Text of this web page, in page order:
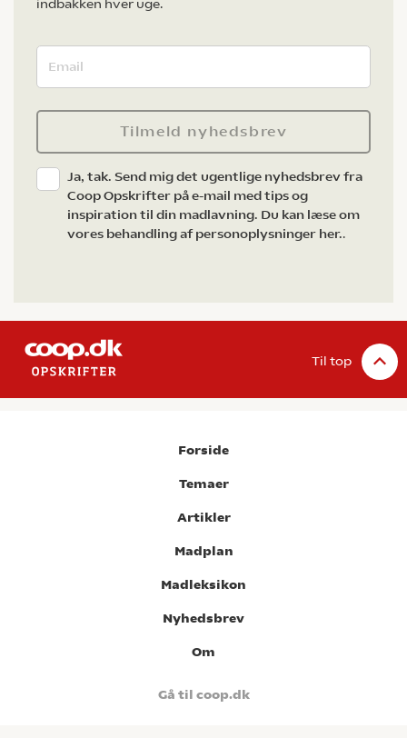
indbakken hver uge.
Tilmeld nyhedsbrev
Ja, tak. Send mig det ugentlige nyhedsbrev fra
Coop Opskrifter på e-mail med tips og
inspiration til din madlavning. Du kan læse om
vores behandling af personoplysninger her..
Til top
Forside
Temaer
Artikler
Madplan
Madleksikon
Nyhedsbrev
Om
Gå til coop.dk